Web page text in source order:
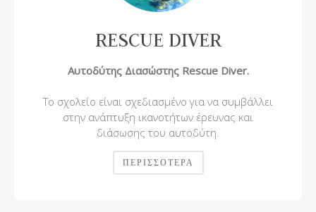
RESCUE DIVER
Αυτοδύτης Διασώστης Rescue Diver.
Το σχολείο είναι σχεδιασμένο για να συμβάλλει
στην ανάπτυξη ικανοτήτων έρευνας και
διάσωσης του αυτοδύτη.
ΠΕΡΙΣΣΌΤΕΡΑ